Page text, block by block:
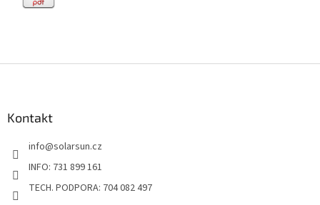
Kontakt
info@solarsun.cz
INFO: 731 899 161
TECH. PODPORA: 704 082 497